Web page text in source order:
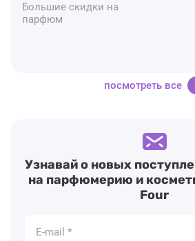
Большие скидки на
парфюм
посмотреть все
Узнавай о новых
на парфюмерию и
Four